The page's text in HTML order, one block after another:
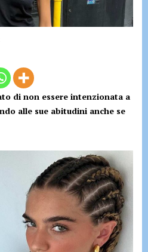
di non essere intenzionata a
alle sue abitudini anche se